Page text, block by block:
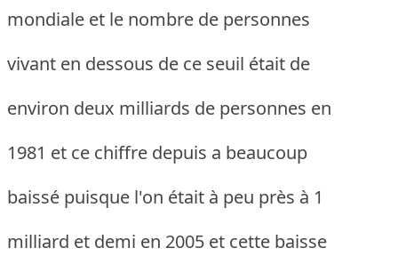
mondiale et le nombre de personnes
vivant en dessous de ce seuil était de
environ deux milliards de personnes en
1981 et ce chiffre depuis a beaucoup
baissé puisque l'on était à peu près à 1
milliard et demi en 2005 et cette baisse